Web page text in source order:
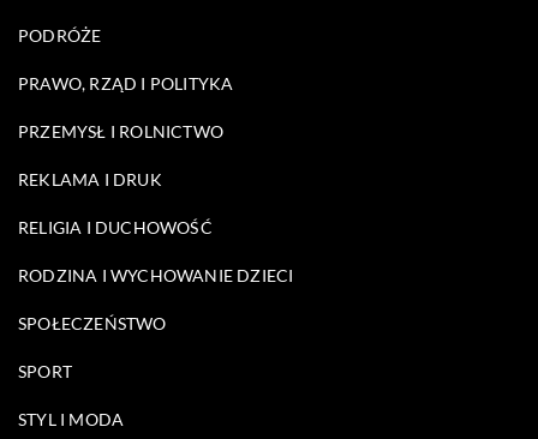
PODRÓŻE
PRAWO, RZĄD I POLITYKA
PRZEMYSŁ I ROLNICTWO
REKLAMA I DRUK
RELIGIA I DUCHOWOŚĆ
RODZINA I WYCHOWANIE DZIECI
SPOŁECZEŃSTWO
SPORT
STYL I MODA